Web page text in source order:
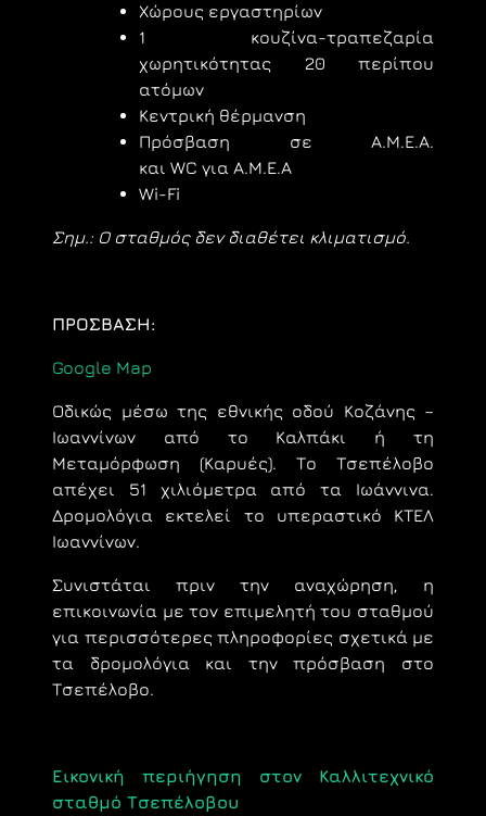
Χώρους εργαστηρίων
1 κουζίνα-τραπεζαρία
χωρητικότητας 20 περίπου
ατόμων
Κεντρική θέρμανση
Πρόσβαση σε Α.Μ.Ε.Α.
και WC για A.M.E.A
Wi-Fi
Σημ.: Ο σταθμός δεν διαθέτει κλιματισμό.
ΠΡΟΣΒΑΣΗ:
Google Map
Οδικώς μέσω της εθνικής οδού Κοζάνης –
Ιωαννίνων από το Καλπάκι ή τη
Μεταμόρφωση (Καρυές). Το Τσεπέλοβο
απέχει 51 χιλιόμετρα από τα Ιωάννινα.
Δρομολόγια εκτελεί το υπεραστικό ΚΤΕΛ
Ιωαννίνων.
Συνιστάται πριν την αναχώρηση, η
επικοινωνία με τον επιμελητή του σταθμού
για περισσότερες πληροφορίες σχετικά με
τα δρομολόγια και την πρόσβαση στο
Τσεπέλοβο.
Εικονική περιήγηση στον Καλλιτεχνικό
σταθμό Τσεπέλοβου